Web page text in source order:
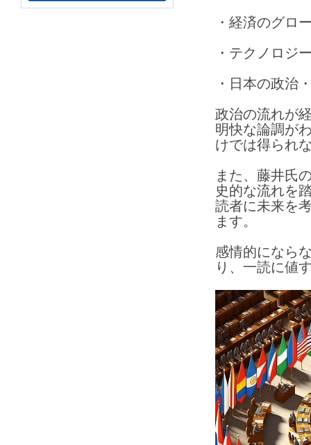
・経済のグロ
・テクノロジ
・日本の政治
政治の流れが
明快な論調が
けでは得られ
また、 藤井氏
史的な流れを
読者に未来を
ます。
感情的になら
り、一読に値